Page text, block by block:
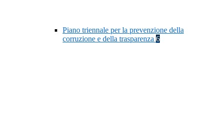
Piano triennale per la prevenzione della
corruzione e della trasparenza 6